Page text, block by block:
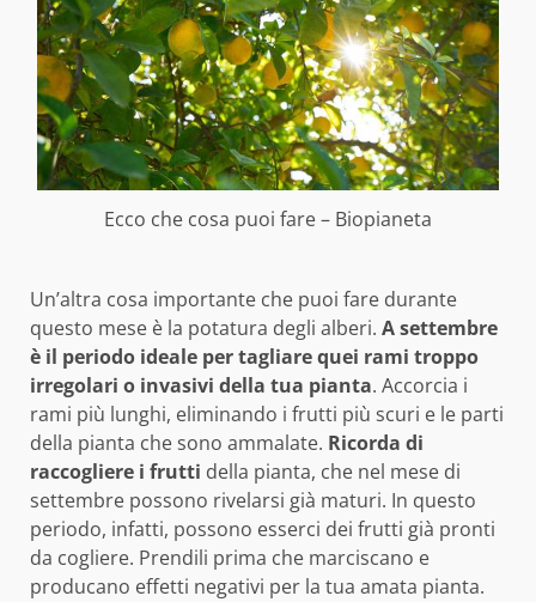
Ecco che cosa puoi fare – Biopianeta
Un’altra cosa importante che puoi fare durante
questo mese è la potatura degli alberi. A settembre
è il periodo ideale per tagliare quei rami troppo
irregolari o invasivi della tua pianta. Accorcia i
rami più lunghi, eliminando i frutti più scuri e le parti
della pianta che sono ammalate. Ricorda di
raccogliere i frutti della pianta, che nel mese di
settembre possono rivelarsi già maturi. In questo
periodo, infatti, possono esserci dei frutti già pronti
da cogliere. Prendili prima che marciscano e
producano effetti negativi per la tua amata pianta.